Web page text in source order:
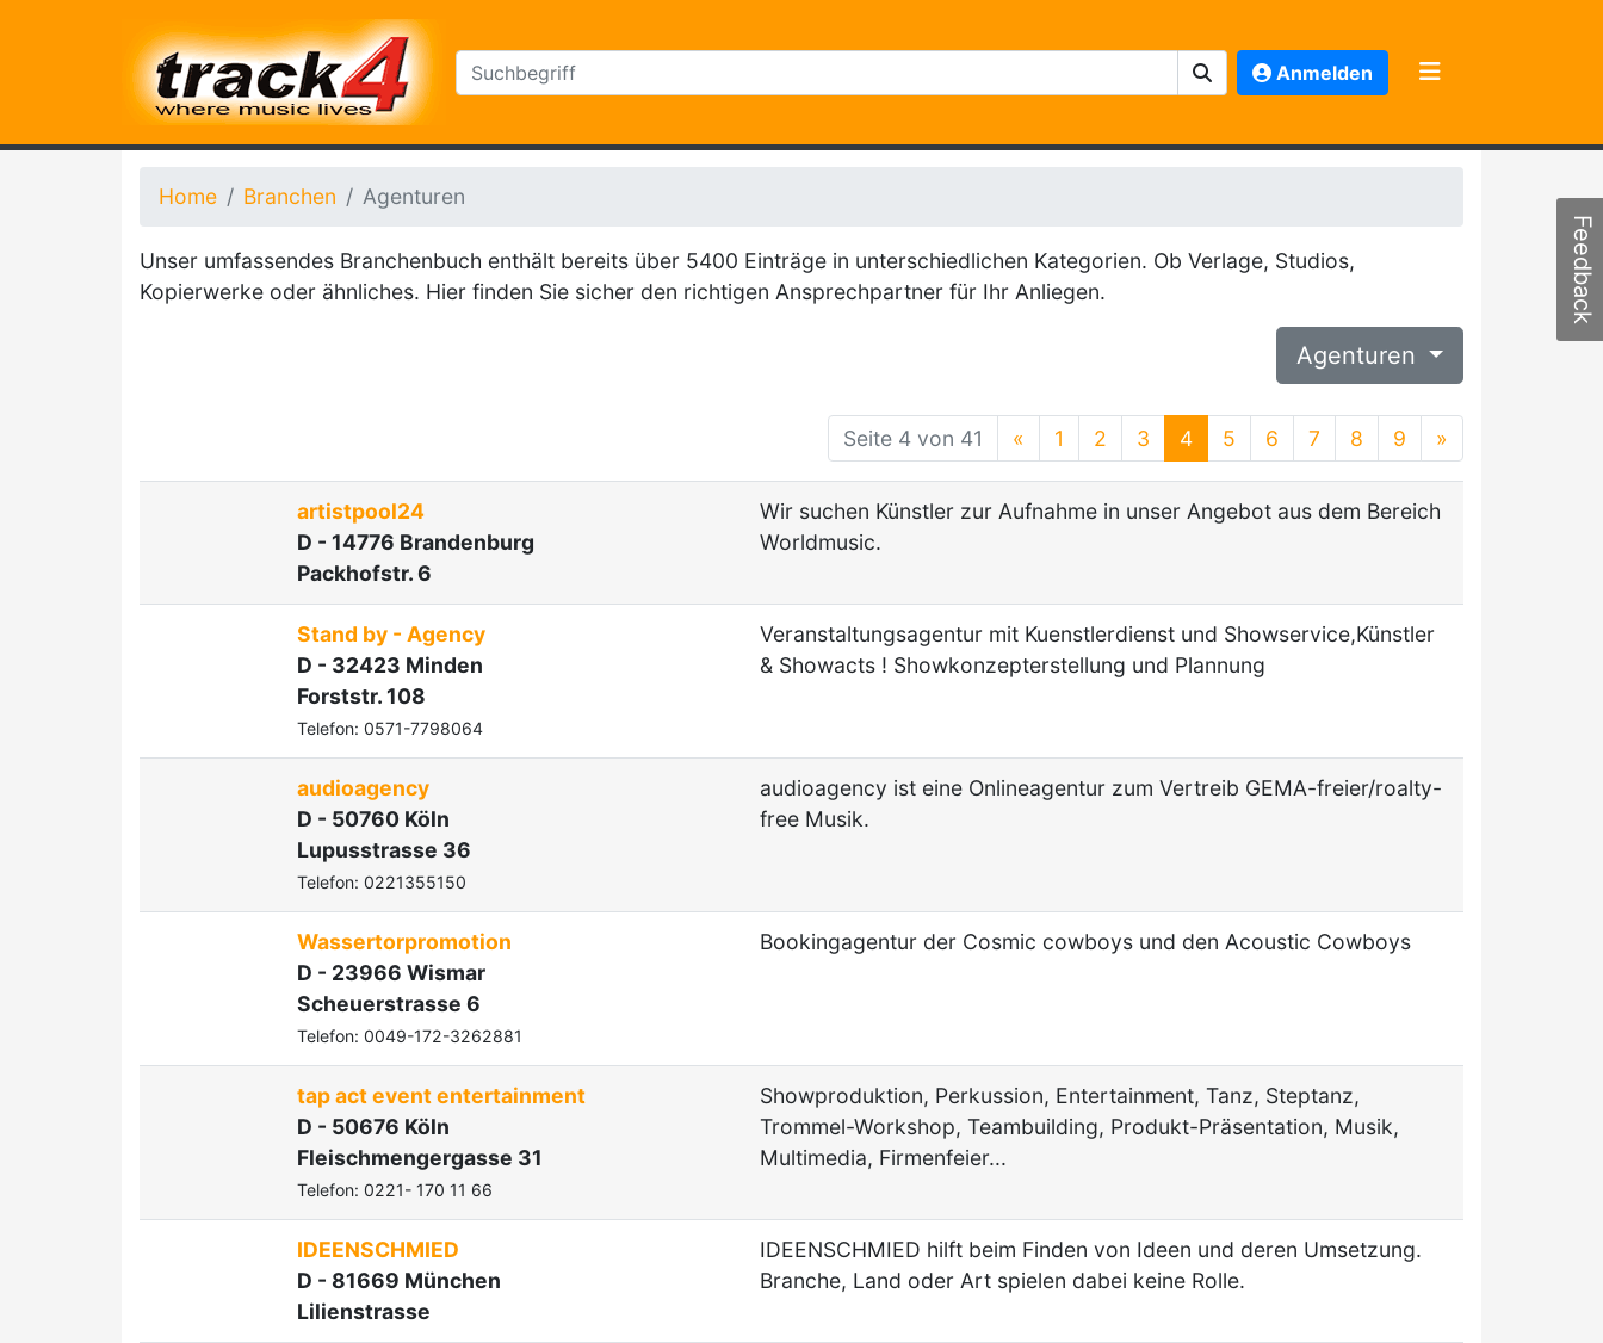
Anmelden
Home Branchen Agenturen
Unser umfassendes Branchenbuch enthält bereits über 5400 Einträge in unterschiedlichen Kategorien. Ob Verlage, Studios,
Kopierwerke oder ähnliches. Hier finden Sie sicher den richtigen Ansprechpartner für Ihr Anliegen.
Agenturen
Seite 4 von 41 « 1 2 3 4 5 6 7 8 9 »
artistpool24
D - 14776 Brandenburg
Packhofstr. 6
Wir suchen Künstler zur Aufnahme in unser Angebot aus dem Bereich
Worldmusic.
Stand by - Agency
D - 32423 Minden
Forststr. 108
Telefon: 0571-7798064
Veranstaltungsagentur mit Kuenstlerdienst und Showservice,Künstler
& Showacts ! Showkonzepterstellung und Plannung
audioagency
D - 50760 Köln
Lupusstrasse 36
Telefon: 0221355150
audioagency ist eine Onlineagentur zum Vertreib GEMA-freier/roalty-
free Musik.
Wassertorpromotion
D - 23966 Wismar
Scheuerstrasse 6
Telefon: 0049-172-3262881
Bookingagentur der Cosmic cowboys und den Acoustic Cowboys
tap act event entertainment
D - 50676 Köln
Fleischmengergasse 31
Telefon: 0221- 170 11 66
Showproduktion, Perkussion, Entertainment, Tanz, Steptanz,
Trommel-Workshop, Teambuilding, Produkt-Präsentation, Musik,
Multimedia, Firmenfeier...
IDEENSCHMIED
D - 81669 München
Lilienstrasse
IDEENSCHMIED hilft beim Finden von Ideen und deren Umsetzung.
Branche, Land oder Art spielen dabei keine Rolle.
Feedback